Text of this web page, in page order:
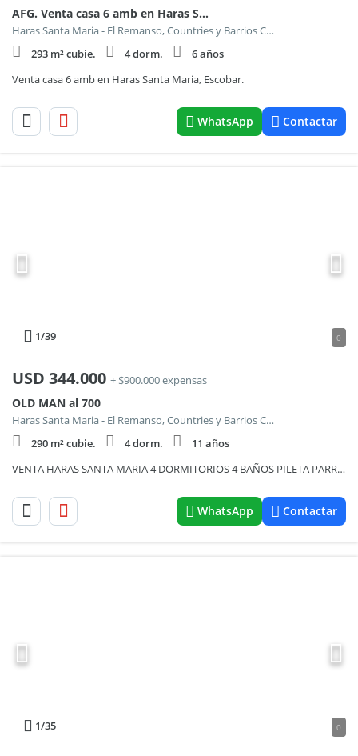
AFG. Venta casa 6 amb en Haras Santa Maria. Escobar
Haras Santa Maria - El Remanso, Countries y Barrios Cerrados en Escobar
293 m² cubie.
4 dorm.
6 años
Venta casa 6 amb en Haras Santa Maria, Escobar.
WhatsApp Contactar
1/39 0
USD 344.000 + $900.000 expensas
OLD MAN al 700
Haras Santa Maria - El Remanso, Countries y Barrios Cerrados en Escobar
290 m² cubie.
4 dorm.
11 años
VENTA HARAS SANTA MARIA 4 DORMITORIOS 4 BAÑOS PILETA PARRILLA JARDIN COLEGIO FINANCIACION FONDOLIBRE
WhatsApp Contactar
1/35 0